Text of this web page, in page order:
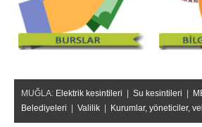
MUĞLA: Elektrik kesintileri | Su kesintileri |
Belediyeleri | Valilik | Kurumlar, yöneticiler,